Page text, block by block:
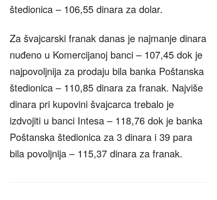
štedionica – 106,55 dinara za dolar.
Za švajcarski franak danas je najmanje dinara
nuđeno u Komercijanoj banci – 107,45 dok je
najpovoljnija za prodaju bila banka Poštanska
štedionica – 110,85 dinara za franak. Najviše
dinara pri kupovini švajcarca trebalo je
izdvojiti u banci Intesa – 118,76 dok je banka
Poštanska štedionica za 3 dinara i 39 para
bila povoljnija – 115,37 dinara za franak.